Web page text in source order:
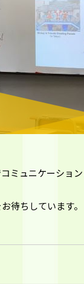
ミュニケーショ
待ちしています。